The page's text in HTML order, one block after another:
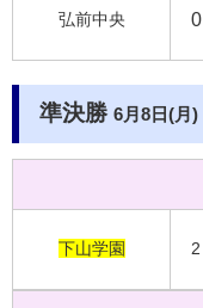
弘前中央 0
準決勝 6月8日(月)
下山学園 2